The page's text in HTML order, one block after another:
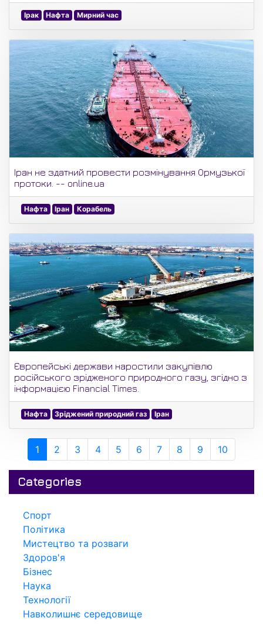
Ірак Нафта Мирний час
Іран не здатний провести розмінування Ормузької
протоки. -- online.ua
Нафта Іран Корабель
Європейські держави наростили закупівлю
російського зрідженого природного газу, згідно з
інформацією Financial Times.
Нафта Зріджений природний газ Іран
1 2 3 4 5 6 7 8 9 10
Categories
Спорт
Політика
Мистецтво та розваги
Здоров'я
Бізнес
Наука
Технології
Навколишнє середовище